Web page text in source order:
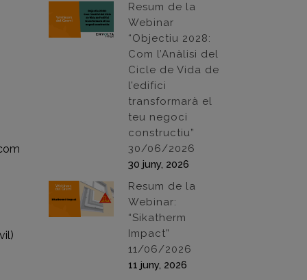
Resum de la
Webinar
“Objectiu 2028:
Com l’Anàlisi del
Cicle de Vida de
l’edifici
transformarà el
teu negoci
constructiu”
30/06/2026
30 juny, 2026
Resum de la
Webinar:
“Sikatherm
Impact”
11/06/2026
11 juny, 2026